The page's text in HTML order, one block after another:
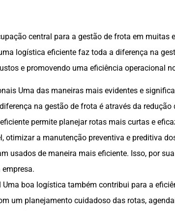
central para a gestão de frota em muitas
logística eficiente faz toda a diferença na
e promovendo uma eficiência operacional
Uma das maneiras mais evidentes e
na gestão de frota é através da redução
permite planejar rotas mais curtas e
otimizar a manutenção preventiva e preditiva
usados de maneira mais eficiente. Isso, por
Uma boa logística também contribui para a
um planejamento cuidadoso das rotas,